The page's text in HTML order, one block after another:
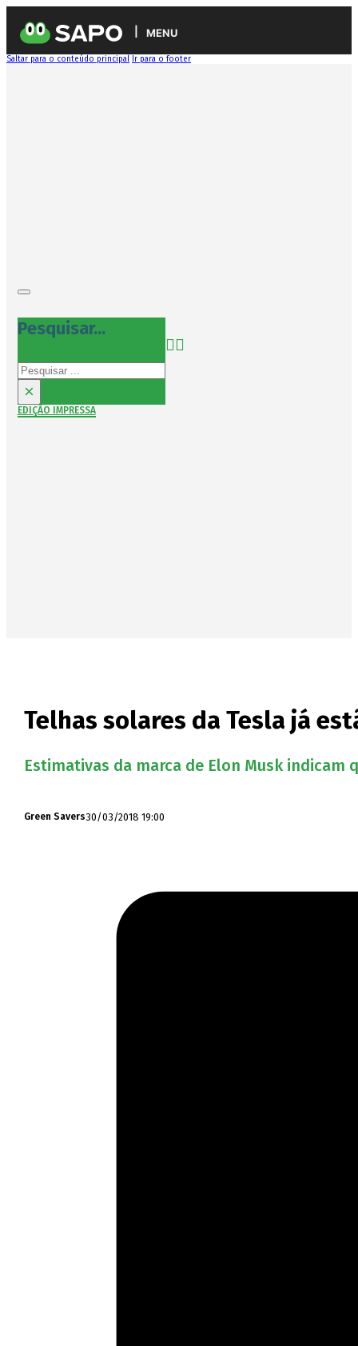
MENU
Saltar para o conteúdo principal Ir para o footer
Pesquisar...
Pesquisar
×
EDIÇÃO IMPRESSA
Telhas solares da Tesla já
Estimativas da marca de Elon Musk indicam
Green Savers30/03/2018 19:00